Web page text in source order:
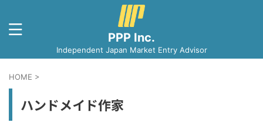
PPP Inc.
Independent Japan Market Entry Advisor
HOME >
ハンドメイド作家